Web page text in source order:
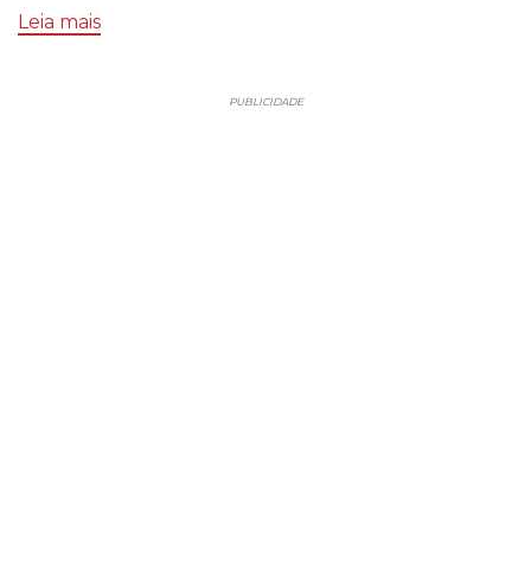
Leia mais
PUBLICIDADE